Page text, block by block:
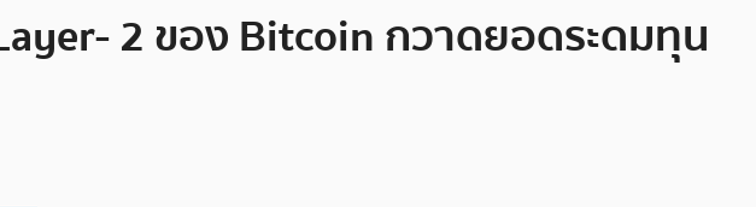
2 ของ Bitcoin กวาดยอดระดมทุน